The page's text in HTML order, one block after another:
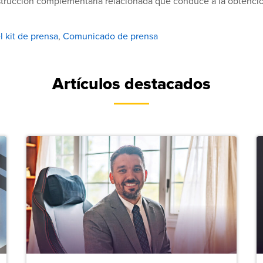
kit de prensa, Comunicado de prensa
Artículos destacados